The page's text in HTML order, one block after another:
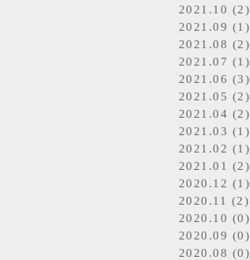
2021.10 (2)
2021.09 (1)
2021.08 (2)
2021.07 (1)
2021.06 (3)
2021.05 (2)
2021.04 (2)
2021.03 (1)
2021.02 (1)
2021.01 (2)
2020.12 (1)
2020.11 (2)
2020.10 (0)
2020.09 (0)
2020.08 (0)